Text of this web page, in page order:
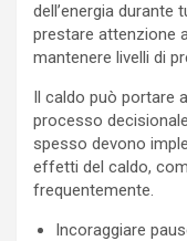
dell’energia durante
prestare attenzione
mantenere livelli di
Il caldo può portare
processo
spesso devono
effetti del caldo,
frequentemente.
Incoraggiare